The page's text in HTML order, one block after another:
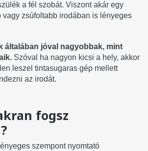
a fél szobát. Viszont akár egy
vagy zsúfoltabb irodában is lényeges
általában jóval nagyobbak, mint
Szóval ha nagyon kicsi a hely, akkor
leszel tintasugaras gép mellett
az irodát.
fogsz
szempont nyomtató